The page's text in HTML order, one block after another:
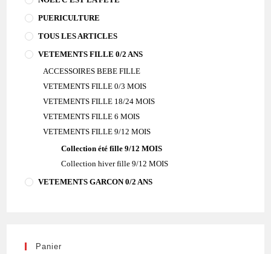
PUERICULTURE
TOUS LES ARTICLES
VETEMENTS FILLE 0/2 ANS
ACCESSOIRES BEBE FILLE
VETEMENTS FILLE 0/3 MOIS
VETEMENTS FILLE 18/24 MOIS
VETEMENTS FILLE 6 MOIS
VETEMENTS FILLE 9/12 MOIS
Collection été fille 9/12 MOIS
Collection hiver fille 9/12 MOIS
VETEMENTS GARCON 0/2 ANS
Panier